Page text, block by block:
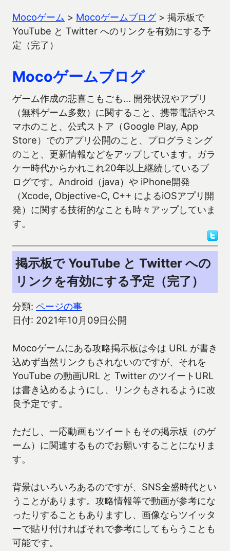
Mocoゲーム > Mocoゲームブログ> 掲示板で
YouTube と Twitter へのリンクを有効にする予
定（完了）
Mocoゲームブログ
ゲーム作成の悲喜こもごも… 開発状況やアプリ
（無料ゲーム多数）に関すること、携帯電話やス
マホのこと、公式ストア（Google Play, App
Store）でのアプリ公開のこと、プログラミング
のこと、更新情報などをアップしています。ガラ
ケー時代からかれこれ20年以上継続しているブ
ログです。Android（java）や iPhone開発
（Xcode, Objective-C, C++ によるiOSアプリ開
発）に関する技術的なことも時々アップしていま
す。
掲示板で YouTube と Twitter への
リンクを有効にする予定（完了）
分類: ページの事
日付: 2021年10月09日公開
Mocoゲームにある攻略掲示板は今は URL が書き
込めず当然リンクもされないのですが、それを
YouTube の動画URL と Twitter のツイートURL
は書き込めるようにし、リンクもされるように改
良予定です。
ただし、一応動画もツイートもその掲示板（のゲ
ーム）に関連するものでお願いすることになりま
す。
背景はいろいろあるのですが、SNS全盛時代とい
うことがあります。攻略情報等で動画が参考にな
ったりすることもありますし、画像ならツイッタ
ーで貼り付ければそれで参考にしてもらうことも
可能です。